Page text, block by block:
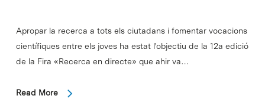
Apropar la recerca a tots els ciutadans i fomentar vocacions
científiques entre els joves ha estat l'objectiu de la 12a edició
de la Fira «Recerca en directe» que ahir va…
Read More